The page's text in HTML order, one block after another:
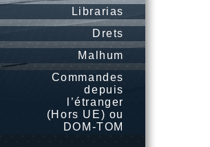
Librarias
Drets
Malhum
Commandes
depuis
l’étranger
(Hors UE) ou
DOM-TOM